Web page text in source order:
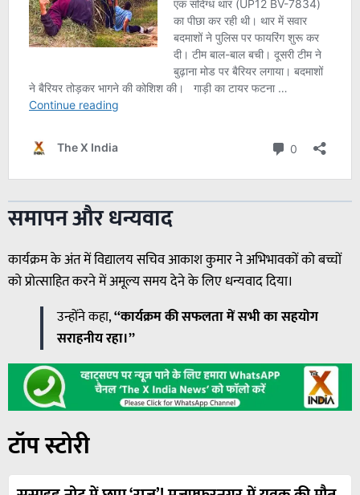
समापन और धन्यवाद
कार्यक्रम के अंत में विद्यालय सचिव आकाश कुमार ने अभिभावकों को बच्चों
को प्रोत्साहित करने में अमूल्य समय देने के लिए धन्यवाद दिया।
उन्होंने कहा,“कार्यक्रम की सफलता में सभी का सहयोग
सराहनीय रहा।”
टॉप स्टोरी